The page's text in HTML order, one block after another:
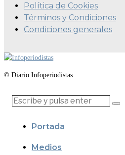
Política de Cookies
Términos y Condiciones
Condiciones generales
© Diario Infoperiodistas
Portada
Medios